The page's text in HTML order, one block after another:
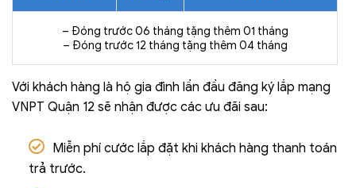
– Đóng trước 06 tháng tặng thêm 01 tháng
– Đóng trước 12 tháng tặng thêm 04 tháng
Với khách hàng là hộ gia đình lần đầu đăng ký lắp mạng
VNPT Quận 12 sẽ nhận được các ưu đãi sau:
Miễn phí cước lắp đặt khi khách hàng thanh toán
trả trước.